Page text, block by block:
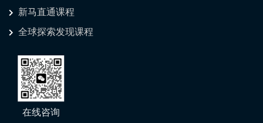
新马直通课程
全球探索发现课程
在线咨询